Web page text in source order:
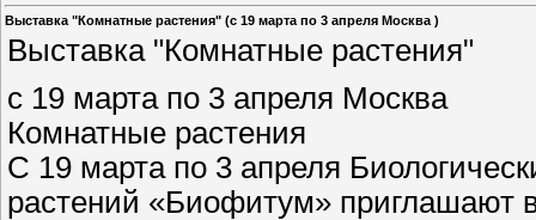
Выставка "Комнатные растения" (c 19 марта по 3 апреля Москва )
Выставка "Комнатные растения"
c 19 марта по 3 апреля Москва
Комнатные растения
С 19 марта по 3 апреля
растений «Биофитум» приглашают